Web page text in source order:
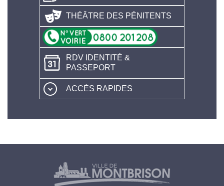
THÉÂTRE DES PÉNITENTS
RDV IDENTITÉ &
PASSEPORT
ACCÈS RAPIDES